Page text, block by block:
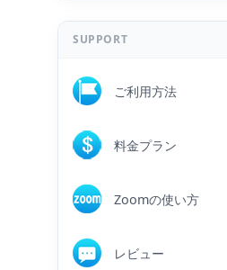
SUPPORT
ご利用方法
料金プラン
Zoomの使い方
レビュー